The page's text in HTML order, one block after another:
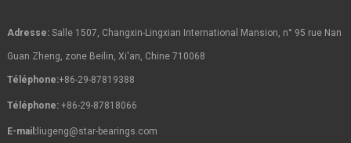
Adresse:Salle 1507, Changxin-Lingxian International Mansion, n° 95 rue Nan
Guan Zheng, zone Beilin, Xi'an, Chine 710068
Téléphone:+86-29-87819388
Téléphone: +86-29-87818066
E-mail:liugeng@star-bearings.com